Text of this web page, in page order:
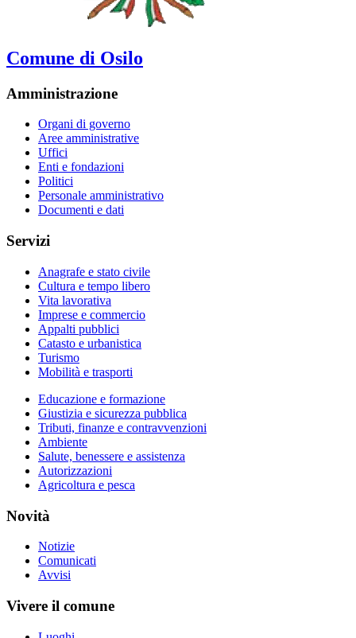
Comune di Osilo
Amministrazione
Organi di governo
Aree amministrative
Uffici
Enti e fondazioni
Politici
Personale amministrativo
Documenti e dati
Servizi
Anagrafe e stato civile
Cultura e tempo libero
Vita lavorativa
Imprese e commercio
Appalti pubblici
Catasto e urbanistica
Turismo
Mobilità e trasporti
Educazione e formazione
Giustizia e sicurezza pubblica
Tributi, finanze e contravvenzioni
Ambiente
Salute, benessere e assistenza
Autorizzazioni
Agricoltura e pesca
Novità
Notizie
Comunicati
Avvisi
Vivere il comune